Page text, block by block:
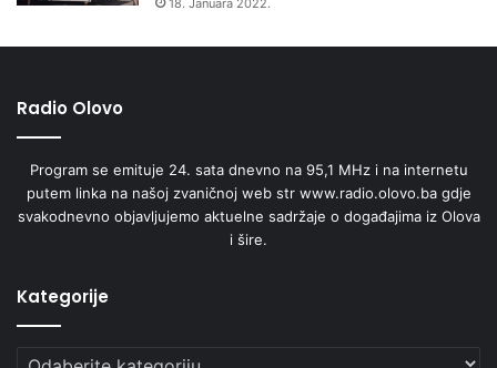
Radio Olovo
Program se emituje 24. sata dnevno na 95,1 MHz i na internetu
putem linka na našoj zvaničnoj web str www.radio.olovo.ba gdje
svakodnevno objavljujemo aktuelne sadržaje o događajima iz Olova
i šire.
Kategorije
Kategorije